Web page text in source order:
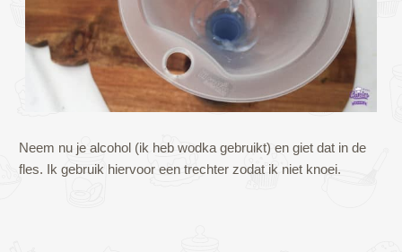
Neem nu je alcohol (ik heb wodka gebruikt) en giet dat in de
fles. Ik gebruik hiervoor een trechter zodat ik niet knoei.